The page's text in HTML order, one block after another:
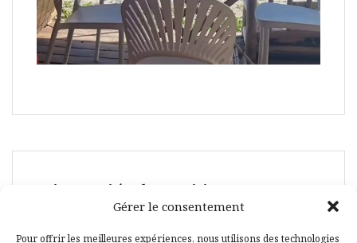
Gérer le consentement
Pour offrir les meilleures expériences, nous utilisons des technologies
Suivez-moi également ici :